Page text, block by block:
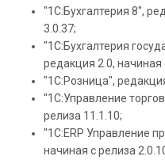
"1С:Бухгалтерия 8",
3.0.37;
"1С:Бухгалтерия
редакция 2.0, начиная
"1С:Розница",
"1С:Управление
релиза 11.1.10;
"1С:ERP Управление
начиная с релиза